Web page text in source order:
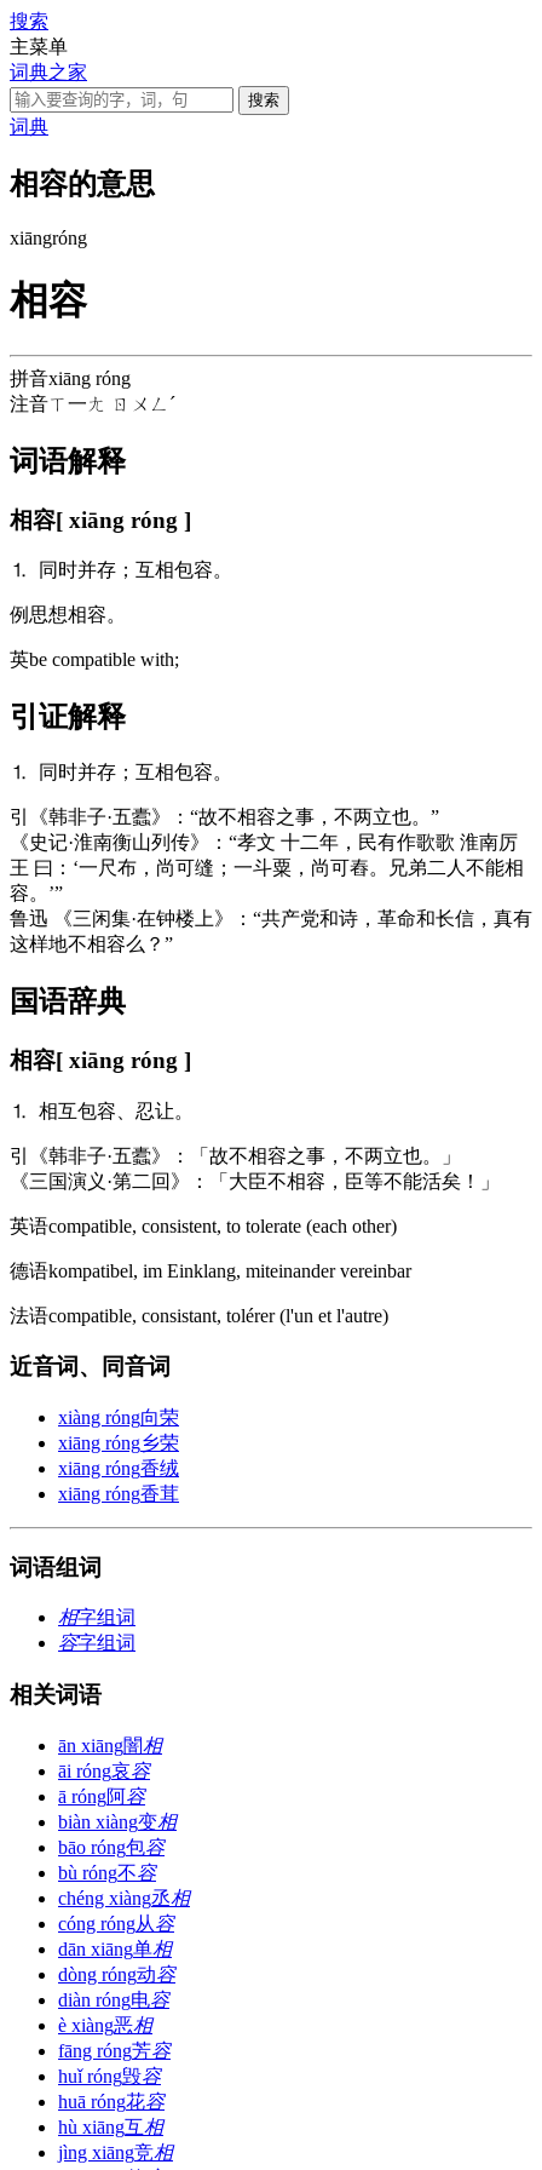
搜索
主菜单
词典之家
词典
相容的意思
xiāngróng
相容
拼音xiāng róng
注音ㄒ一ㄤ ㄖㄨㄥˊ
词语解释
相容[ xiāng róng ]
⒈ 同时并存；互相包容。
例 思想相容。
英be compatible with;
引证解释
⒈ 同时并存；互相包容。
引
《韩非子·五蠹》：“故不相容之事，不两立也。”
《史记·淮南衡山列传》：“孝文 十二年，民有作歌歌 淮南厉
王 曰：‘一尺布，尚可缝；一斗粟，尚可舂。兄弟二人不能相
容。’”
鲁迅 《三闲集·在钟楼上》：“共产党和诗，革命和长信，真有
这样地不相容么？”
国语辞典
相容[ xiāng róng ]
⒈ 相互包容、忍让。
引
《韩非子·五蠹》：「故不相容之事，不两立也。」
《三国演义·第二回》：「大臣不相容，臣等不能活矣！」
英语compatible, consistent, to tolerate (each other)​
德语kompatibel, im Einklang, miteinander vereinbar
法语compatible, consistant, tolérer (l'un et l'autre)​
近音词、同音词
xiàng róng向荣
xiāng róng乡荣
xiāng róng香绒
xiāng róng香茸
词语组词
相字组词
容字组词
相关词语
ān xiāng闇相
āi róng哀容
ā róng阿容
biàn xiàng变相
bāo róng包容
bù róng不容
chéng xiàng丞相
cóng róng从容
dān xiāng单相
dòng róng动容
diàn róng电容
è xiàng恶相
fāng róng芳容
huǐ róng毁容
huā róng花容
hù xiāng互相
jìng xiāng竞相